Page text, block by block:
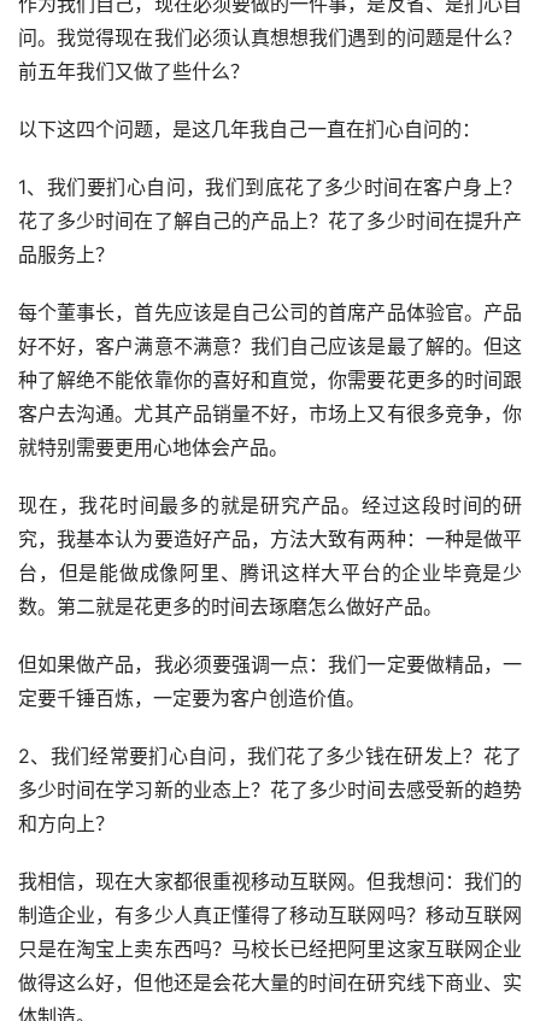
问。我觉得现在我们必须认真想想我们遇到的问题是什么？
前五年我们又做了些什么？
以下这四个问题，是这几年我自己一直在扪心自问的：
1、我们要扪心自问，我们到底花了多少时间在客户身上？
花了多少时间在了解自己的产品上？花了多少时间在提升产
品服务上？
每个董事长，首先应该是自己公司的首席产品体验官。产品
好不好，客户满意不满意？我们自己应该是最了解的。但这
种了解绝不能依靠你的喜好和直觉，你需要花更多的时间跟
客户去沟通。尤其产品销量不好，市场上又有很多竞争，你
就特别需要更用心地体会产品。
现在，我花时间最多的就是研究产品。经过这段时间的研
究，我基本认为要造好产品，方法大致有两种：一种是做平
台，但是能做成像阿里、腾讯这样大平台的企业毕竟是少
数。第二就是花更多的时间去琢磨怎么做好产品。
但如果做产品，我必须要强调一点：我们一定要做精品，一
定要千锤百炼，一定要为客户创造价值。
2、我们经常要扪心自问，我们花了多少钱在研发上？花了
多少时间在学习新的业态上？花了多少时间去感受新的趋势
和方向上？
我相信，现在大家都很重视移动互联网。但我想问：我们的
制造企业，有多少人真正懂得了移动互联网吗？移动互联网
只是在淘宝上卖东西吗？马校长已经把阿里这家互联网企业
做得这么好，但他还是会花大量的时间在研究线下商业、实
体制造。